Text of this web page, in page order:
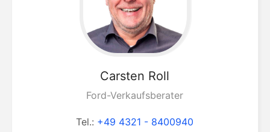
Carsten Roll
Ford-Verkaufsberater
Tel.: +49 4321 - 8400940